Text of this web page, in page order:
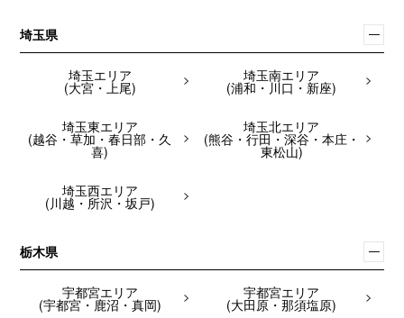
埼玉県
埼玉エリア
(大宮・上尾)
埼玉南エリア
(浦和・川口・新座)
埼玉東エリア
(越谷・草加・春日部・久
喜)
埼玉北エリア
(熊谷・行田・深谷・本庄・
東松山)
埼玉西エリア
(川越・所沢・坂戸)
栃木県
宇都宮エリア
(宇都宮・鹿沼・真岡)
宇都宮エリア
(大田原・那須塩原)